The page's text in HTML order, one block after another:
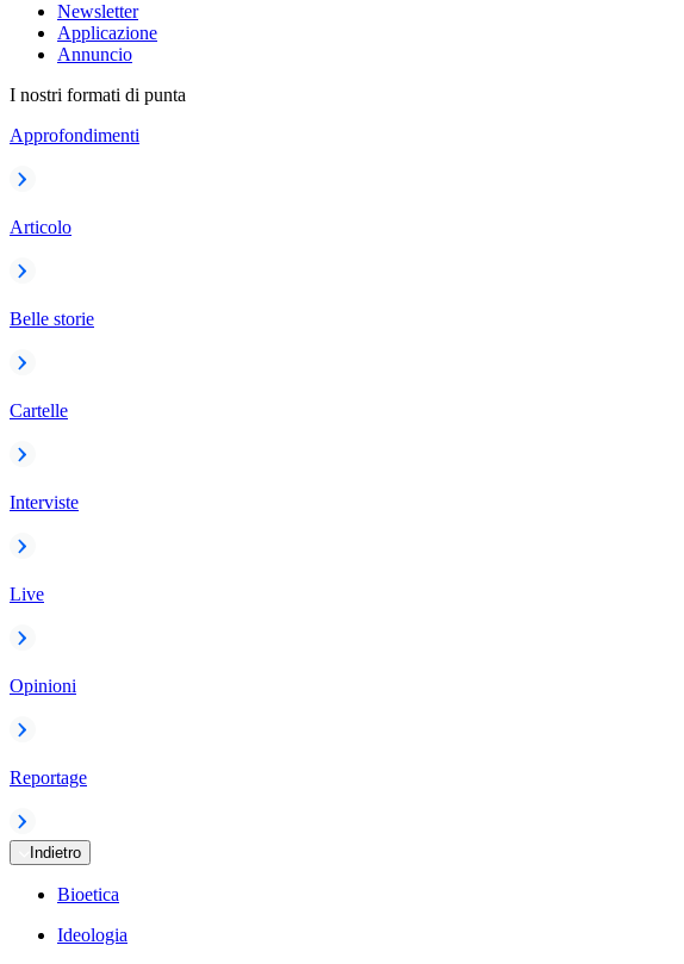
Newsletter
Applicazione
Annuncio
I nostri formati di punta
Approfondimenti
Articolo
Belle storie
Cartelle
Interviste
Live
Opinioni
Reportage
Indietro
Bioetica
Ideologia